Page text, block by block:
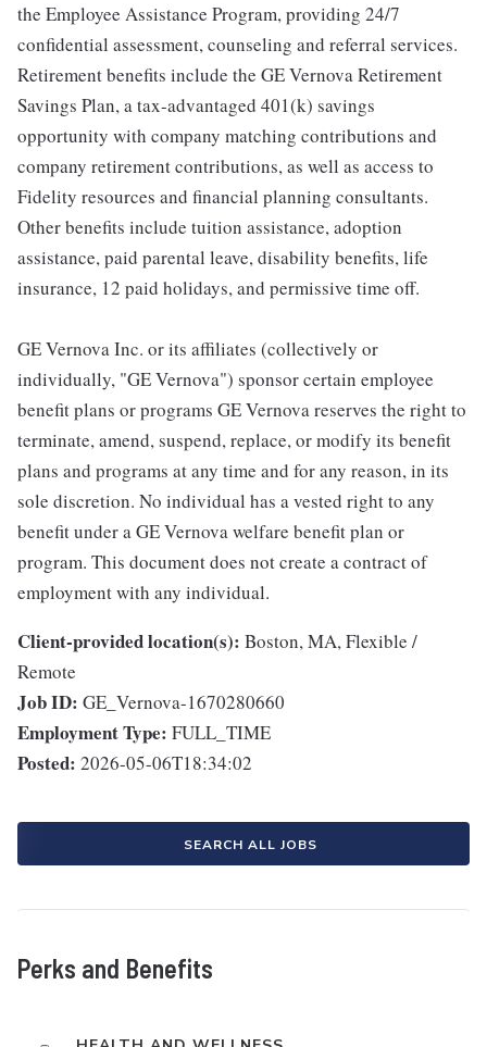
the Employee Assistance Program, providing 24/7
confidential assessment, counseling and referral services.
Retirement benefits include the GE Vernova Retirement
Savings Plan, a tax-advantaged 401(k) savings
opportunity with company matching contributions and
company retirement contributions, as well as access to
Fidelity resources and financial planning consultants.
Other benefits include tuition assistance, adoption
assistance, paid parental leave, disability benefits, life
insurance, 12 paid holidays, and permissive time off.
GE Vernova Inc. or its affiliates (collectively or
individually, "GE Vernova") sponsor certain employee
benefit plans or programs GE Vernova reserves the right to
terminate, amend, suspend, replace, or modify its benefit
plans and programs at any time and for any reason, in its
sole discretion. No individual has a vested right to any
benefit under a GE Vernova welfare benefit plan or
program. This document does not create a contract of
employment with any individual.
Client-provided location(s): Boston, MA, Flexible /
Remote
Job ID: GE_Vernova-1670280660
Employment Type: FULL_TIME
Posted: 2026-05-06T18:34:02
SEARCH ALL JOBS
Perks and Benefits